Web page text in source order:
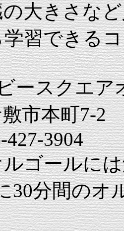
大きさな
習できる
ースクエア
市本町7-2
3904
ゴールには
分間のオ